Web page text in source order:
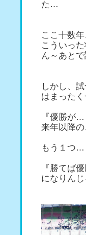
た…
ここ十数
こういっ
ん～あと
しかし、
はまったく
『優勝が
来年以降の
もう１つ…
『勝てば
になりんじ